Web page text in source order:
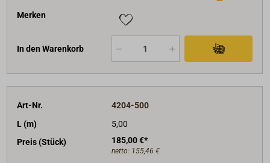
Merken
In den Warenkorb
Art-Nr.
4204-500
L (m)
5,00
Preis (Stück)
185,00 €*
netto: 155,46 €